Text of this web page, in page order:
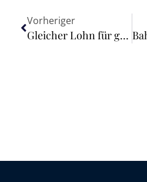
Vorheriger
Gleicher Lohn für gleiche Arbeit: EU-Kommission begrüßt positives Votum des Europäischen Parlaments